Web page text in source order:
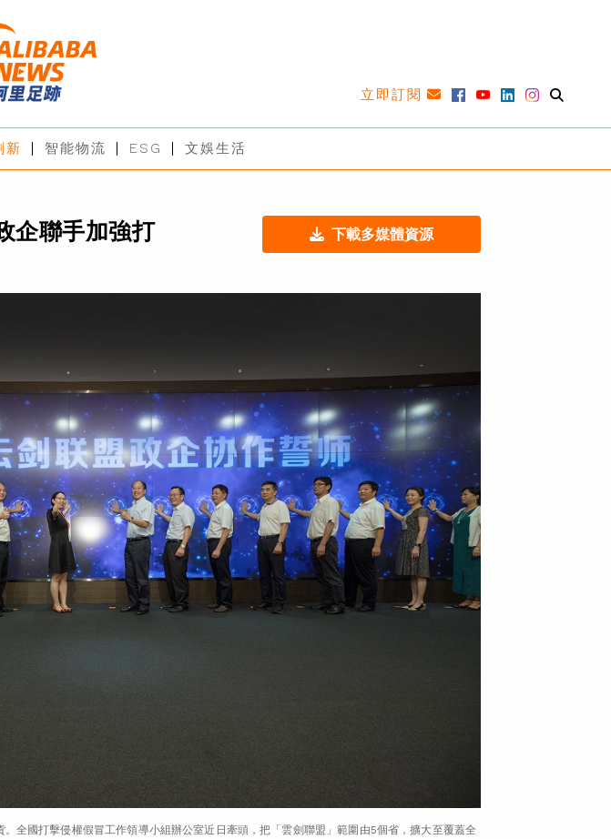
立即訂閱
新 智能物流 ESG 文娛生活
企聯手加強打 下載多媒體資源
全國打擊侵權假冒工作領導小組辦公室近日牽頭，把「雲劍聯盟」範圍由5個省，擴大至覆蓋全